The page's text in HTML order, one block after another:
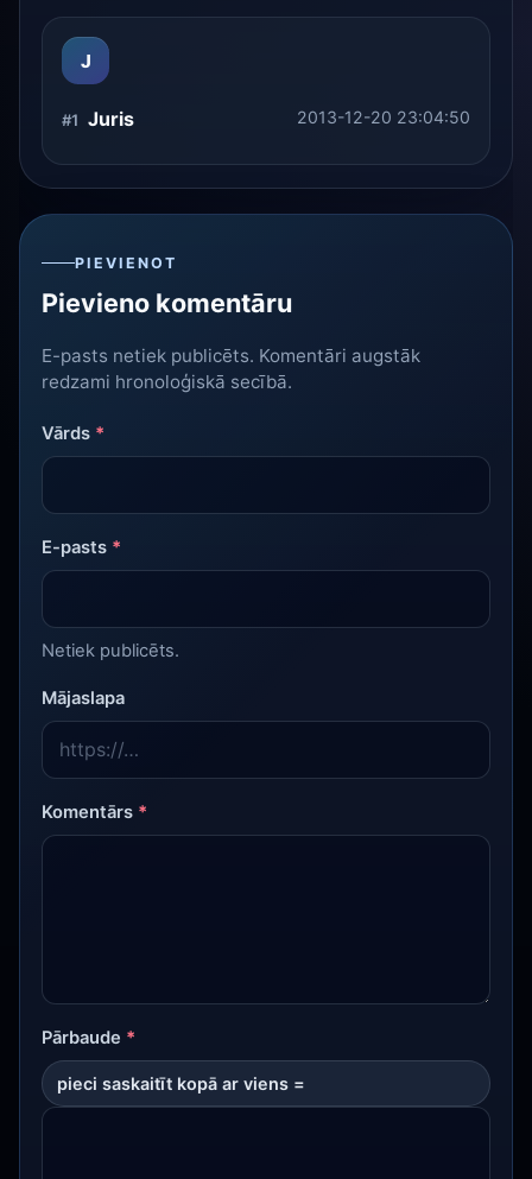
J
#1 Juris 2013-12-20 23:04:50
PIEVIENOT
Pievieno komentāru
E-pasts netiek publicēts. Komentāri augstāk
redzami hronoloģiskā secībā.
Vārds *
E-pasts *
Netiek publicēts.
Mājaslapa
Komentārs *
Pārbaude *
pieci saskaitīt kopā ar viens =